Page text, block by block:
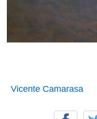
Vicente Camarasa